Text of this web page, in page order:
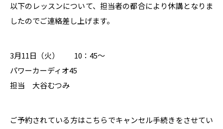
以下のレッスンについて、担当者の都合により休講となりま
したのでご連絡差し上げます。
3月11日（火） 10：45～
パワーカーディオ45
担当 大谷むつみ
ご予約されている方はこちらでキャンセル手続きをさせてい